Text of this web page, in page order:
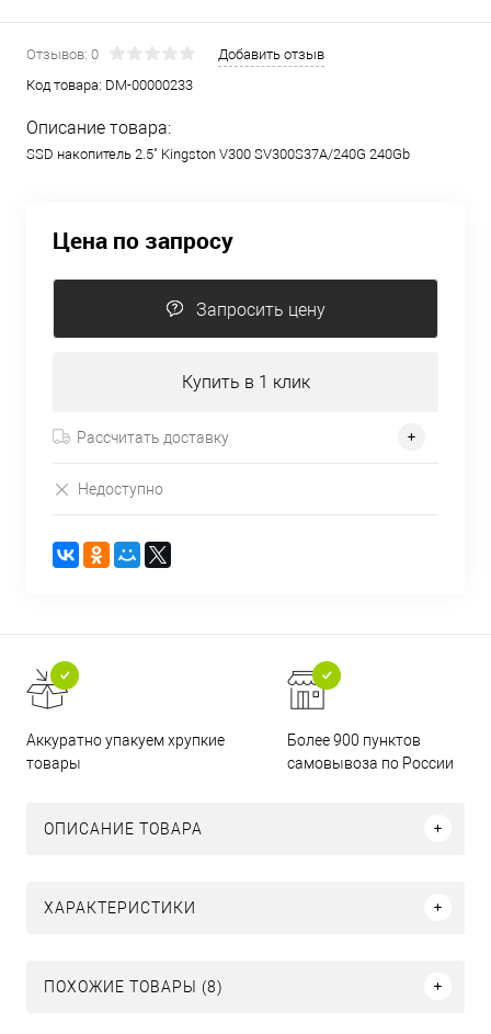
Отзывов: 0
Добавить отзыв
Код товара: DM-00000233
Описание товара:
SSD накопитель 2.5" Kingston V300 SV300S37A/240G 240Gb
Цена по запросу
Запросить цену
Купить в 1 клик
Рассчитать доставку
Недоступно
Аккуратно упакуем хрупкие
товары
Более 900 пунктов
самовывоза по России
ОПИСАНИЕ ТОВАРА
ХАРАКТЕРИСТИКИ
ПОХОЖИЕ ТОВАРЫ (8)